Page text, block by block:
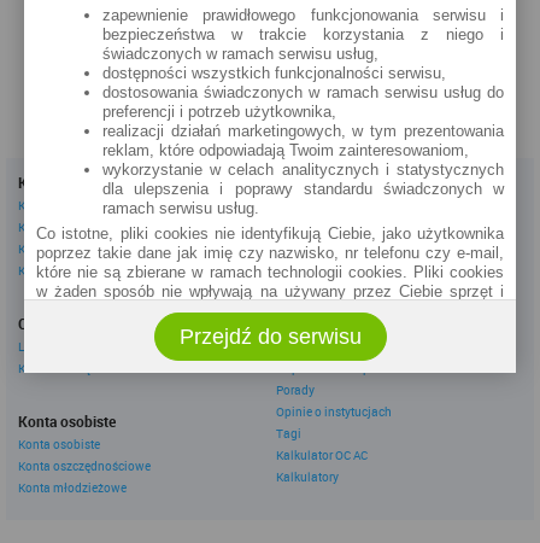
zobacz na mapie »
Kredyty
Kredyty gotówkowe
Kredyty hipoteczne
Kredyty konsolidacyjne
Kredyty na samochód
Oszczędzanie
Lokaty
Konta oszczędnościowe
Konta osobiste
Konta osobiste
Konta oszczędnościowe
Konta młodzieżowe
Dla firm
Konta firmowe
Leasingi
Inne
eBroker Ekstra
Artykuły
Porady
Opinie o instytucjach
Tagi
Kalkulator OC AC
Kalkulatory
zapewnienie prawidłowego funkcjonowania serwisu i
bezpieczeństwa w trakcie korzystania z niego i
świadczonych w ramach serwisu usług,
dostępności wszystkich funkcjonalności serwisu,
dostosowania świadczonych w ramach serwisu usług do
preferencji i potrzeb użytkownika,
realizacji działań marketingowych, w tym prezentowania
reklam, które odpowiadają Twoim zainteresowaniom,
wykorzystanie w celach analitycznych i statystycznych
dla ulepszenia i poprawy standardu świadczonych w
ramach serwisu usług.
Co istotne, pliki cookies nie identyfikują Ciebie, jako użytkownika
poprzez takie dane jak imię czy nazwisko, nr telefonu czy e-mail,
które nie są zbierane w ramach technologii cookies. Pliki cookies
w żaden sposób nie wpływają na używany przez Ciebie sprzęt i
Zakres wykorzystywania plików cookies możliwy jest do
określenia w ustawieniach przeglądarki każdego użytkownika. Bez
wprowadzenia zmian ustawień, informacje w plikach cookies mogą
być zapisywane w pamięci Twojego urządzenia.
Administratorem danych pozyskiwanych w technologii cookies jest
spółka Rankomat.pl Sp. z o.o. (dawniej: Rankomat Sp. z o. o. Sp.
k.) z siedzibą w Warszawie, ul. Wolska 88, 01 - 141 Warszawa.
Możesz jako użytkownik w każdym czasie skontaktować się z
administratorem pod adresem bok@ebroker.pl, jak również wyrazić
Przejdź do serwisu